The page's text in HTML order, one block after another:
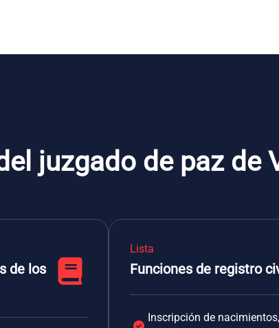
juzgado de paz de
de los
Lista
Funciones de registro
Inscripción de nacimientos,